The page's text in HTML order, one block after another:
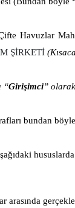
Havuzlar
ŞİRKETİ (Kısaca
“Girişimci”
bundan
arasında